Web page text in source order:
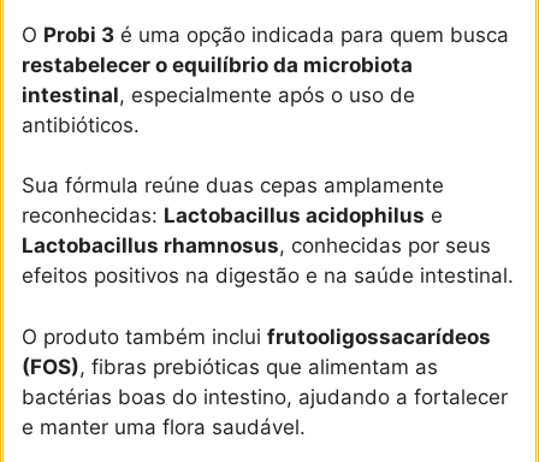
O Probi 3 é uma opção indicada para quem busca
restabelecer o equilíbrio da microbiota
intestinal, especialmente após o uso de
antibióticos.
Sua fórmula reúne duas cepas amplamente
reconhecidas: Lactobacillus acidophilus e
Lactobacillus rhamnosus, conhecidas por seus
efeitos positivos na digestão e na saúde intestinal.
O produto também inclui frutooligossacarídeos
(FOS), fibras prebióticas que alimentam as
bactérias boas do intestino, ajudando a fortalecer
e manter uma flora saudável.